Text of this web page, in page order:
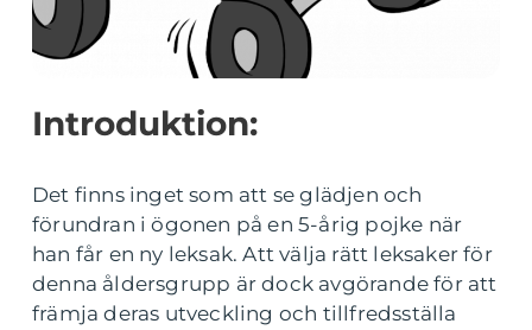
Introduktion:
Det finns inget som att se glädjen och
förundran i ögonen på en 5-årig pojke när
han får en ny leksak. Att välja rätt leksaker för
denna åldersgrupp är dock avgörande för att
främja deras utveckling och tillfredsställa